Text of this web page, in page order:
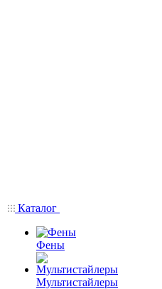
Каталог
Фены
Мультистайлеры